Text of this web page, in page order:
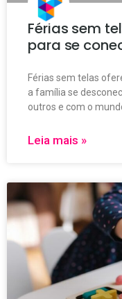
Férias sem
para se
Férias sem telas
a família se
outros e com o
Leia mais »